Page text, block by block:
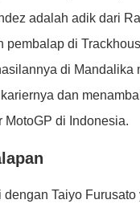
adalah adik dari
pembalap di
di Mandalika
dan
MotoGP di Indonesia.
dengan Taiyo